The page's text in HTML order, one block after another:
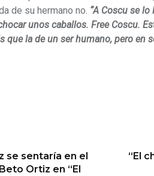
de su hermano no. “A Coscu se
unos caballos. Free Coscu.
que la de un ser humano, pero en
se sentaría en el
Ortiz en “El
“El